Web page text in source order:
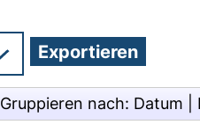
Gruppieren nach: Datum